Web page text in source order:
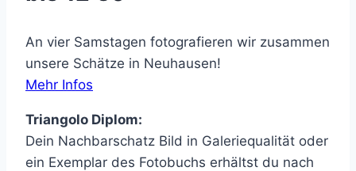
An vier Samstagen fotografieren wir zusammen
unsere Schätze in Neuhausen!
Mehr Infos
Triangolo Diplom:
Dein Nachbarschatz Bild in Galeriequalität oder
ein Exemplar des Fotobuchs erhältst du nach